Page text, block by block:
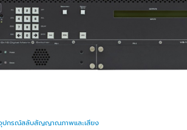
ปกรณ์สลับสัญญาณภาพและเสียง